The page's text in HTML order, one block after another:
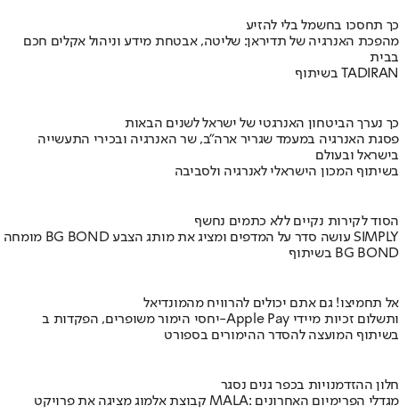
כך תחסכו בחשמל בלי להזיע
מהפכת האנרגיה של תדיראן: שליטה, אבטחת מידע וניהול אקלים חכם
בבית
בשיתוף TADIRAN
כך נערך הביטחון האנרגטי של ישראל לשנים הבאות
פסגת האנרגיה במעמד שגריר ארה"ב, שר האנרגיה ובכירי התעשייה
בישראל ובעולם
בשיתוף המכון הישראלי לאנרגיה ולסביבה
הסוד לקירות נקיים ללא כתמים נחשף
מומחה BG BOND עושה סדר על המדפים ומציג את מותג הצבע SIMPLY
בשיתוף BG BOND
אל תחמיצו! גם אתם יכולים להרוויח מהמונדיאל
יחסי הימור משופרים, הפקדות ב-Apple Pay ותשלום זכיות מיידי
בשיתוף המועצה להסדר ההימורים בספורט
חלון ההזדמנויות בכפר גנים נסגר
קבוצת אלמוג מציגה את פרויקט MALA: מגדלי הפרימיום האחרונים